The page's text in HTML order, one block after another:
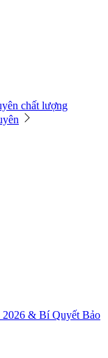
chất lượng
& Bí Quyết Bảo